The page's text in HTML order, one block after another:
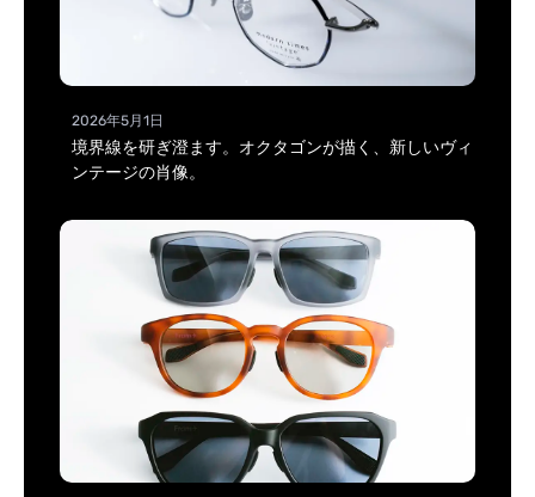
2026年5月1日
境界線を研ぎ澄ます。オクタゴンが描く、新しいヴィ
ンテージの肖像。